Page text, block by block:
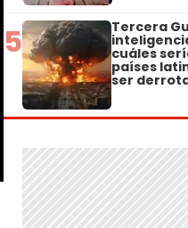
5 Tercera
cuáles
países
ser